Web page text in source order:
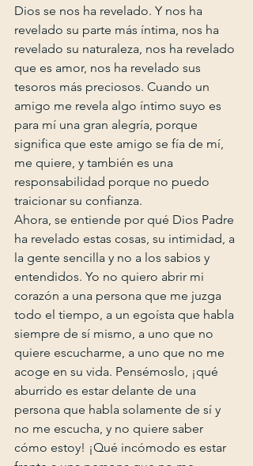
Dios se nos ha revelado. Y nos ha
revelado su parte más íntima, nos ha
revelado su naturaleza, nos ha revelado
que es amor, nos ha revelado sus
tesoros más preciosos. Cuando un
amigo me revela algo íntimo suyo es
para mí una gran alegría, porque
significa que este amigo se fía de mí,
me quiere, y también es una
responsabilidad porque no puedo
traicionar su confianza.
Ahora, se entiende por qué Dios Padre
ha revelado estas cosas, su intimidad, a
la gente sencilla y no a los sabios y
entendidos. Yo no quiero abrir mi
corazón a una persona que me juzga
todo el tiempo, a un egoísta que habla
siempre de sí mismo, a uno que no
quiere escucharme, a uno que no me
acoge en su vida. Pensémoslo, ¡qué
aburrido es estar delante de una
persona que habla solamente de sí y
no me escucha, y no quiere saber
cómo estoy! ¡Qué incómodo es estar